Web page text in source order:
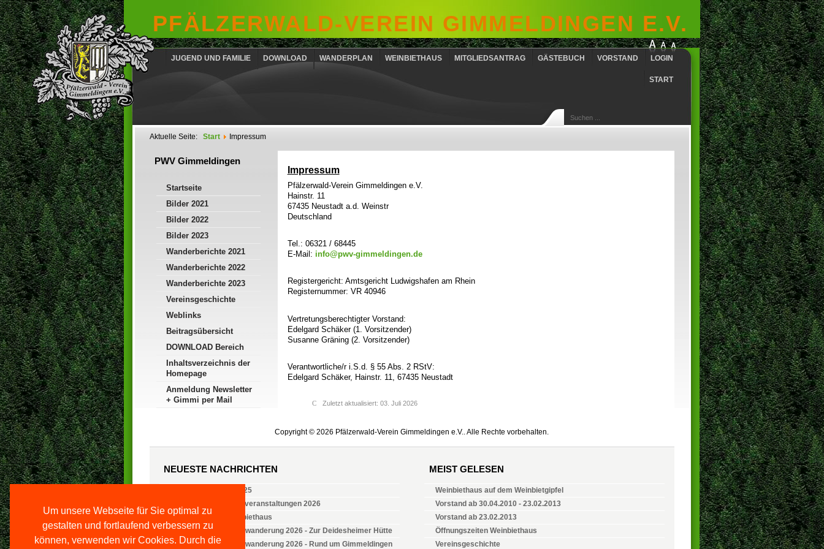
Um unsere Webseite für Sie optimal zu
gestalten und fortlaufend verbessern zu
können, verwenden wir Cookies. Durch die
PFÄLZERWALD-VEREIN GIMMELDINGEN E.V.
LOGIN
VORSTAND
GÄSTEBUCH
MITGLIEDSANTRAG
WEINBIETHAUS
WANDERPLAN
DOWNLOAD
JUGEND UND FAMILIE
START
Aktuelle Seite: Start Impressum
Impressum
Pfälzerwald-Verein Gimmeldingen e.V.
Hainstr. 11
67435 Neustadt a.d. Weinstr
Deutschland
Tel.: 06321 / 68445
E-Mail: info@pwv-gimmeldingen.de
Registergericht: Amtsgericht Ludwigshafen am Rhein
Registernummer: VR 40946
Vertretungsberechtigter Vorstand:
Edelgard Schäker (1. Vorsitzender)
Susanne Gräning (2. Vorsitzender)
Verantwortliche/r i.S.d. § 55 Abs. 2 RStV:
Edelgard Schäker, Hainstr. 11, 67435 Neustadt
Zuletzt aktualisiert: 03. Juli 2026
PWV Gimmeldingen
Startseite
Bilder 2021
Bilder 2022
Bilder 2023
Wanderberichte 2021
Wanderberichte 2022
Wanderberichte 2023
Vereinsgeschichte
Weblinks
Beitragsübersicht
DOWNLOAD Bereich
Inhaltsverzeichnis der
Homepage
Anmeldung Newsletter
+ Gimmi per Mail
Copyright © 2026 Pfälzerwald-Verein Gimmeldingen e.V.. Alle Rechte vorbehalten.
NEUESTE NACHRICHTEN
Vorstand ab 14.06.2025
Jugend- und Familienveranstaltungen 2026
Öffnungszeiten Weinbiethaus
Nachlese: 2. Familienwanderung 2026 - Zur Deidesheimer Hütte
Nachlese: 1. Familienwanderung 2026 - Rund um Gimmeldingen
MEIST GELESEN
Weinbiethaus auf dem Weinbietgipfel
Vorstand ab 30.04.2010 - 23.02.2013
Vorstand ab 23.02.2013
Öffnungszeiten Weinbiethaus
Vereinsgeschichte